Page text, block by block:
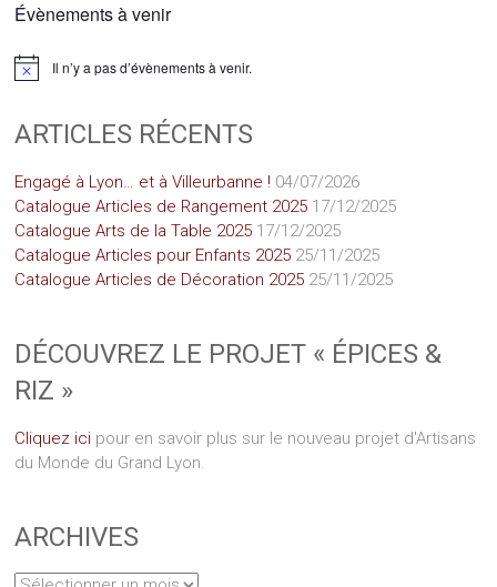
Évènements à venir
Notice Il n’y a pas d’évènements à venir.
ARTICLES RÉCENTS
Engagé à Lyon… et à Villeurbanne ! 04/07/2026
Catalogue Articles de Rangement 2025 17/12/2025
Catalogue Arts de la Table 2025 17/12/2025
Catalogue Articles pour Enfants 2025 25/11/2025
Catalogue Articles de Décoration 2025 25/11/2025
DÉCOUVREZ LE PROJET « ÉPICES &
RIZ »
Cliquez ici pour en savoir plus sur le nouveau projet d'Artisans
du Monde du Grand Lyon.
ARCHIVES